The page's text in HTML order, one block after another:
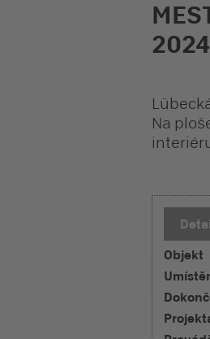
2024
Na
Objekt